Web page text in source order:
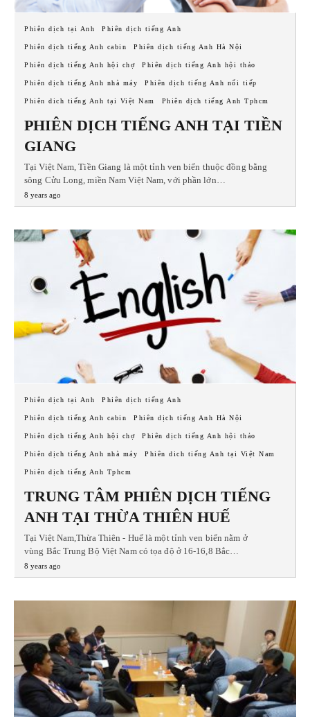
Phiên dịch tại Anh Phiên dịch tiếng Anh
Phiên dịch tiếng Anh cabin Phiên dịch tiếng Anh Hà Nội
Phiên dịch tiếng Anh hội chợ Phiên dịch tiếng Anh hội thảo
Phiên dịch tiếng Anh nhà máy Phiên dịch tiếng Anh nối tiếp
Phiên dich tiếng Anh tại Việt Nam Phiên dịch tiếng Anh Tphcm
PHIÊN DỊCH TIẾNG ANH TẠI TIỀN
GIANG
Tại Việt Nam, Tiền Giang là một tỉnh ven biển thuộc đồng bằng
sông Cửu Long, miền Nam Việt Nam, với phần lớn…
8 years ago
Phiên dịch tại Anh Phiên dịch tiếng Anh
Phiên dịch tiếng Anh cabin Phiên dịch tiếng Anh Hà Nội
Phiên dịch tiếng Anh hội chợ Phiên dịch tiếng Anh hội thảo
Phiên dịch tiếng Anh nhà máy Phiên dich tiếng Anh tại Việt Nam
Phiên dịch tiếng Anh Tphcm
TRUNG TÂM PHIÊN DỊCH TIẾNG
ANH TẠI THỪA THIÊN HUẾ
Tại Việt Nam,Thừa Thiên - Huế là một tỉnh ven biển nằm ở
vùng Bắc Trung Bộ Việt Nam có tọa độ ở 16-16,8 Bắc…
8 years ago